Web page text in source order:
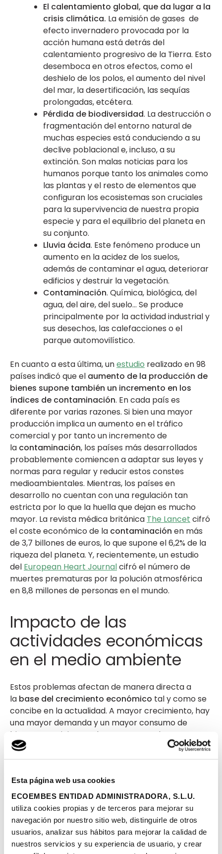
Esta página web usa cookies
ECOEMBES ENTIDAD ADMINISTRADORA, S.L.U.
utiliza cookies propias y de terceros para mejorar su
navegación por nuestro sitio web, distinguirle de otros
usuarios, analizar sus hábitos para mejorar la calidad de
nuestros servicios y su experiencia de usuario, y crear
El calentamiento global, que da lugar a la
crisis climática. La emisión de gases de
efecto invernadero provocada por la
acción humana está detrás del
calentamiento progresivo de la Tierra. Esto
desemboca en otros efectos, como el
deshielo de los polos, el aumento del nivel
del mar, la desertificación, las sequías
prolongadas, etcétera.
Pérdida de biodiversidad. La destrucción o
fragmentación del entorno natural de
muchas especies está conduciendo a su
declive poblacional e, incluso, a su
extinción. Son malas noticias para los
humanos porque tanto los animales como
las plantas y el resto de elementos que
configuran los ecosistemas son cruciales
para la supervivencia de nuestra propia
especie y para el equilibrio del planeta en
su conjunto.
Lluvia ácida. Este fenómeno produce un
aumento en la acidez de los suelos,
además de contaminar el agua, deteriorar
edificios y destruir la vegetación.
Contaminación. Química, biológica, del
agua, del aire, del suelo… Se produce
principalmente por la actividad industrial y
sus desechos, las calefacciones o el
parque automovilístico.
En cuanto a esta última, unestudio realizado en 98
países indicó que el aumento de la producción de
bienes supone también un incremento en los
índices de contaminación. En cada país es
diferente por varias razones. Si bien una mayor
producción implica un aumento en el tráfico
comercial y por tanto un incremento de
la contaminación, los países más desarrollados
probablemente comiencen a adaptar sus leyes y
normas para regular y reducir estos constes
medioambientales. Mientras, los países en
desarrollo no cuentan con una regulación tan
estricta por lo que la huella que dejan es mucho
mayor. La revista médica británica The Lancet cifró
el coste económico de la contaminación en más
de 3,7 billones de euros, lo que supone el 6,2% de la
riqueza del planeta. Y, recientemente, un estudio
del European Heart Journalcifró el número de
muertes prematuras por la polución atmosférica
en 8,8 millones de personas en el mundo.
Impacto de las
actividades económicas
en el medio ambiente
Estos problemas afectan de manera directa a
la base del crecimiento económico tal y como se
concibe en la actualidad. A mayor crecimiento, hay
una mayor demanda y un mayor consumo de
bienes y servicios. Por lo tanto, se produce un
aumento en la producción y, por ende, en la
explotación de recursos naturales.
Así, cabe preguntar: ¿Es sostenible seguir
consumiendo a este ritmo? ¿Se puede abastecer la
demanda actual cambiando el modelo de
explotación? ¿Cómo va a influir tanto en
laeconomía como en el medio ambienteel
incremento de la población mundial? Teniendo en